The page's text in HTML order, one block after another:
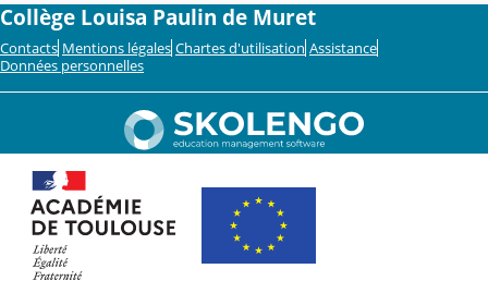
Collège Louisa Paulin de Muret
Contacts Mentions légales Chartes d'utilisation Assistance
Données personnelles